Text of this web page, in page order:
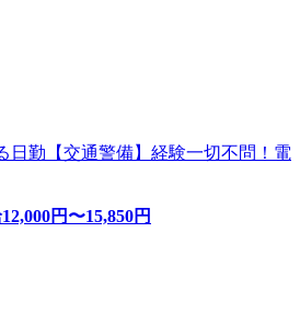
日勤【交通警備】経験一切不問！電
12,000円〜15,850円